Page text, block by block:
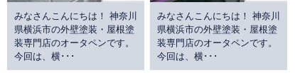
みなさんこんにちは！ 神奈川
県横浜市の外壁塗装・屋根塗
装専門店のオータペンです。
今回は、横･･･
みなさんこんにちは！ 神奈川
県横浜市の外壁塗装・屋根塗
装専門店のオータペンです。
今回は、横･･･